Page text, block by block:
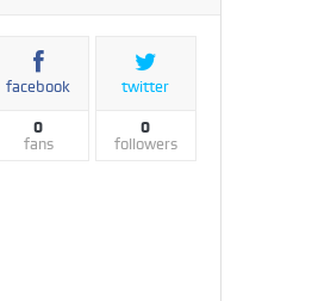
facebook
0
fans
twitter
0
followers